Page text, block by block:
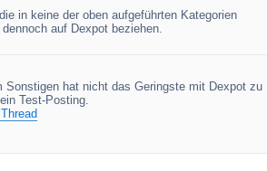
in keine der oben aufgeführten Kategorien
auf Dexpot beziehen.
Sonstigen hat nicht das Geringste mit Dexpot zu
Test-Posting.